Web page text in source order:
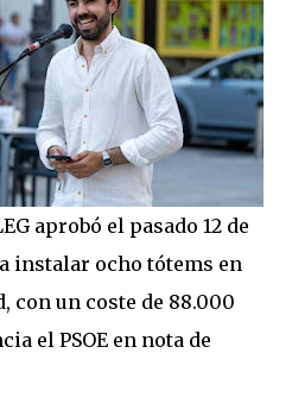
aprobó el pasado 12 de
instalar ocho tótems en
con un coste de 88.000
el PSOE en nota de